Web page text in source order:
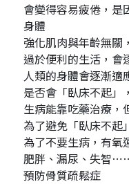
會變得容易疲倦，是
身體
強化肌肉與年齡無關
過於便利的生活，會
人類的身體會逐漸適
是否會「臥床不起」
生病能靠吃藥治療，
為了避免「臥床不起
為了不要生病，有氧
肥胖、漏尿、失智
預防骨質疏鬆症